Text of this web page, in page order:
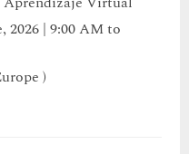
2026 | 9:00 AM to
)